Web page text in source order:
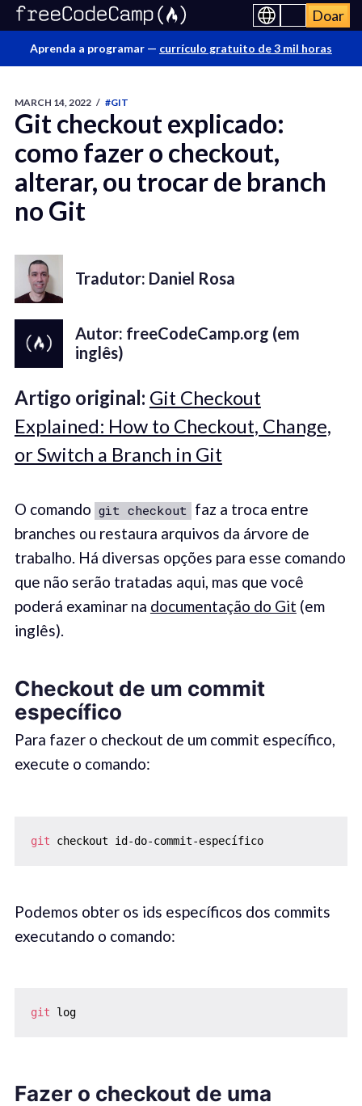
Doar
Aprenda a programar — currículo gratuito de 3 mil horas
MARCH 14, 2022 / #GIT
Git checkout explicado:
como fazer o checkout,
alterar, ou trocar de branch
no Git
Tradutor: Daniel Rosa
Autor: freeCodeCamp.org (em
inglês)
Artigo original: Git Checkout
Explained: How to Checkout, Change,
or Switch a Branch in Git
O comando git checkout faz a troca entre
branches ou restaura arquivos da árvore de
trabalho. Há diversas opções para esse comando
que não serão tratadas aqui, mas que você
poderá examinar na documentação do Git (em
inglês).
Checkout de um commit
específico
Para fazer o checkout de um commit específico,
execute o comando:
git checkout id-do-commit-específico
Podemos obter os ids específicos dos commits
executando o comando:
git log
Fazer o checkout de uma